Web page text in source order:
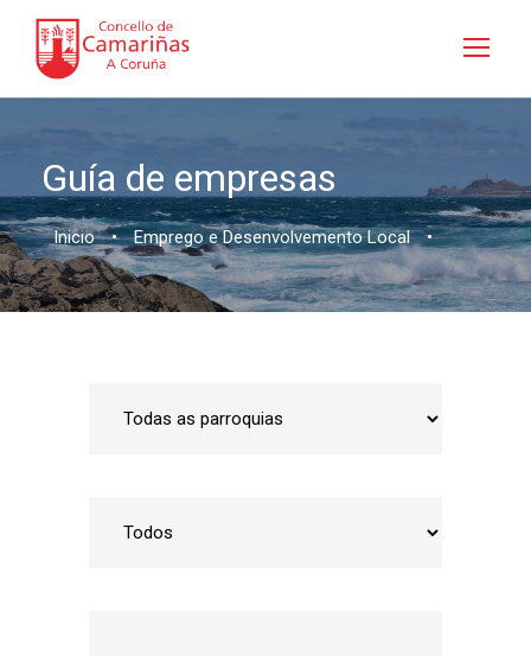
Guía de empresas
Inicio • Emprego e Desenvolvemento Local •